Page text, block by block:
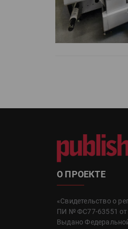
О ПРОЕКТЕ
«Свидетельство о
ПИ № ФС77-63551 от
Выдано